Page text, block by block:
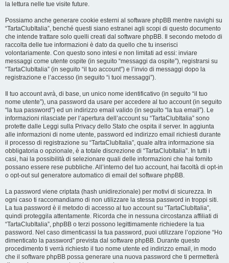
la lettura nelle tue visite future.
Possiamo anche generare cookie esterni al software phpBB mentre navighi su
“TartaClubItalia”, benché questi siano estranei agli scopi di questo documento
che intende trattare solo quelli creati dal software phpBB. Il secondo metodo di
raccolta delle tue informazioni è dato da quello che tu inserisci
volontariamente. Con questo sono intesi e non limitati ad essi: inviare
messaggi come utente ospite (in seguito “messaggi da ospite”), registrarsi su
“TartaClubItalia” (in seguito “il tuo account”) e l’invio di messaggi dopo la
registrazione e l’accesso (in seguito “i tuoi messaggi”).
Il tuo account avrà, di base, un unico nome identificativo (in seguito “il tuo
nome utente”), una password da usare per accedere al tuo account (in seguito
“la tua password”) ed un indirizzo email valido (in seguito “la tua email”). Le
informazioni rilasciate per l’apertura dell’account su “TartaClubItalia” sono
protette dalle Leggi sulla Privacy dello Stato che ospita il server. In aggiunta
alle informazioni di nome utente, password ed indirizzo email richiesti durante
il processo di registrazione su “TartaClubItalia”, quale altra informazione sia
obbligatoria o opzionale, è a totale discrezione di “TartaClubItalia”. In tutti i
casi, hai la possibilità di selezionare quali delle informazioni che hai fornito
possano essere rese pubbliche. All’interno del tuo account, hai facoltà di opt-in
o opt-out sul generatore automatico di email del software phpBB.
La password viene criptata (hash unidirezionale) per motivi di sicurezza. In
ogni caso ti raccomandiamo di non utilizzare la stessa password in troppi siti.
La tua password è il metodo di accesso al tuo account su “TartaClubItalia”,
quindi proteggila attentamente. Ricorda che in nessuna circostanza affiliati di
“TartaClubItalia”, phpBB o terzi possono legittimamente richiedere la tua
password. Nel caso dimenticassi la tua password, puoi utilizzare l’opzione “Ho
dimenticato la password” prevista dal software phpBB. Durante questo
procedimento ti verrà richiesto il tuo nome utente ed indirizzo email, in modo
che il software phpBB possa generare una nuova password che ti permetterà